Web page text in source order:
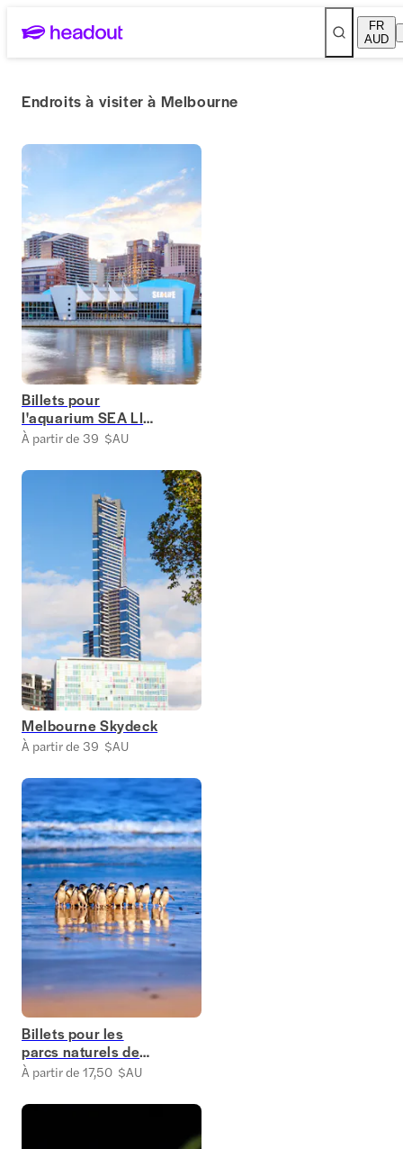
FR
AUD
Endroits à visiter à Melbourne
Billets pour
l'aquarium SEA LIFE
de Melbourne
À partir de 39 $AU
Melbourne Skydeck
À partir de 39 $AU
Billets pour les
parcs naturels de
Phillip Island
À partir de 17,50 $AU